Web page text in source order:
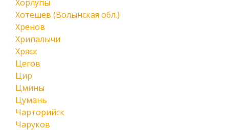
Хорлупы
Хотешев (Волынская обл.)
Хренов
Хрипалычи
Хряск
Цегов
Цир
Цмины
Цумань
Чарторийск
Чаруков